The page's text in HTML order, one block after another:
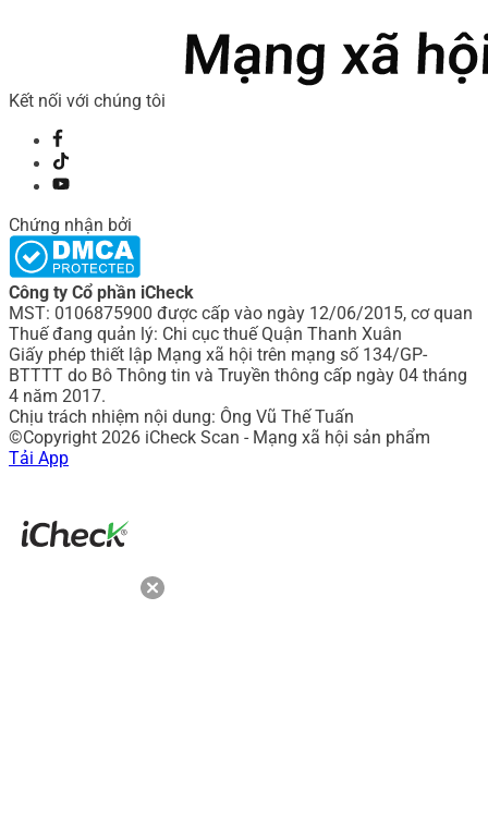
Kết nối với chúng tôi
Chứng nhận bởi
Công ty Cổ phần iCheck
MST: 0106875900 được cấp vào ngày 12/06/2015, cơ quan
Thuế đang quản lý: Chi cục thuế Quận Thanh Xuân
Giấy phép thiết lập Mạng xã hội trên mạng số 134/GP-
BTTTT do Bô Thông tin và Truyền thông cấp ngày 04 tháng
4 năm 2017.
Chịu trách nhiệm nội dung: Ông Vũ Thế Tuấn
©Copyright 2026 iCheck Scan - Mạng xã hội sản phẩm
Tải App